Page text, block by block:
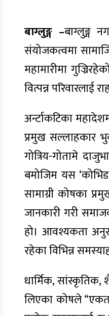
बाग्लुङ्ग –बाग्लुङ्ग
संयोजकत्वमा
महामारीमा
वित्पन्न परिवारलाई
अर्न्टाकटिका
प्रमुख सल्लाहकार
गोत्रिय-गोतामे
बमोजिम यस
सामाग्री कोषका
जानकारी गरी
हो। आवश्यकता
रहेका विभिन्न
धार्मिक, सांस्कृतिक,
लिएका कोषले